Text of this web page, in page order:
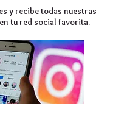
y recibe todas nuestras
tu red social favorita.